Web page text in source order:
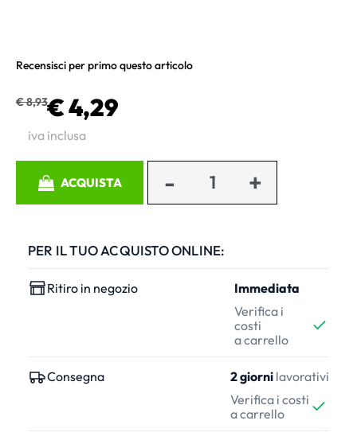
Recensisci per primo questo articolo
€ 8,93€ 4,29
iva inclusa
ACQUISTA
PER IL TUO ACQUISTO ONLINE:
Ritiro in negozio
Immediata
Verifica i
costi
a carrello
Consegna 2 giorni lavorativi
Verifica i costi
a carrello